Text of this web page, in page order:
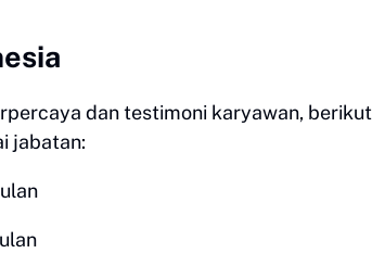
dan testimoni karyawan, berikut
jabatan: